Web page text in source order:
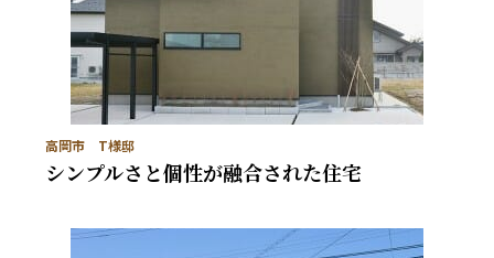
高岡市 T様邸
シンプルさと個性が融合された住宅